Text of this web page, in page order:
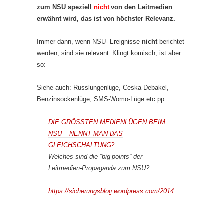
zum NSU speziell nichtvon den Leitmedien
erwähnt wird, das ist von höchster Relevanz.
Immer dann, wenn NSU- Ereignisse nicht berichtet
werden, sind sie relevant. Klingt komisch, ist aber
so:
Siehe auch: Russlungenlüge, Ceska-Debakel,
Benzinsockenlüge, SMS-Womo-Lüge etc pp:
DIE GRÖSSTEN MEDIENLÜGEN BEIM
NSU – NENNT MAN DAS
GLEICHSCHALTUNG?
Welches sind die “big points” der
Leitmedien-Propaganda zum NSU?
https://sicherungsblog.wordpress.com/2014